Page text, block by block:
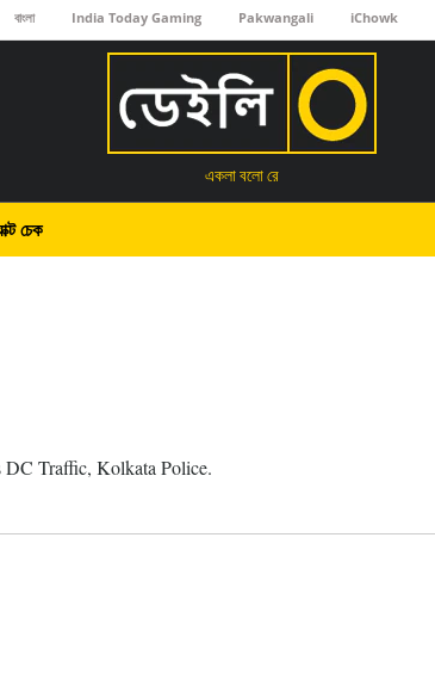
বাংলা India Today Gaming Pakwangali iChowk
একলা বলো রে
চেক
DC Traffic, Kolkata Police.